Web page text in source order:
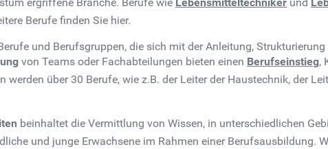
ergriffene Branche. Berufe wie Lebensmitteltechniker und
Berufe finden Sie hier.
und Berufsgruppen, die sich mit der Anleitung,
von Teams oder Fachabteilungen bieten einen Berufseinstieg,
über 30 Berufe, wie z.B. der Leiter der Haustechnik, der
beinhaltet die Vermittlung von Wissen, in unterschiedlichen
und junge Erwachsene im Rahmen einer Berufsausbildung.